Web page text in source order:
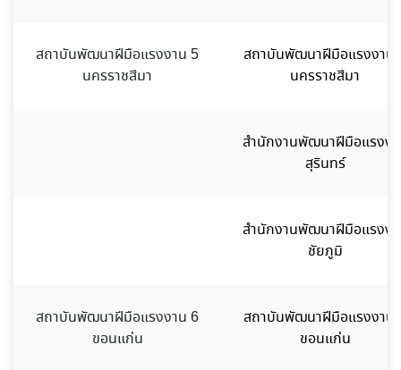
สถาบันพัฒนาฝีมือแรงงาน 5
นครราชสีมา
สถาบันพัฒนาฝีมือแรงงาน
นครราชสีมา
สำนักงานพัฒนาฝีมือแรงง
สุรินทร์
สำนักงานพัฒนาฝีมือแรงง
ชัยภูมิ
สถาบันพัฒนาฝีมือแรงงาน 6
ขอนแก่น
สถาบันพัฒนาฝีมือแรงงาน
ขอนแก่น